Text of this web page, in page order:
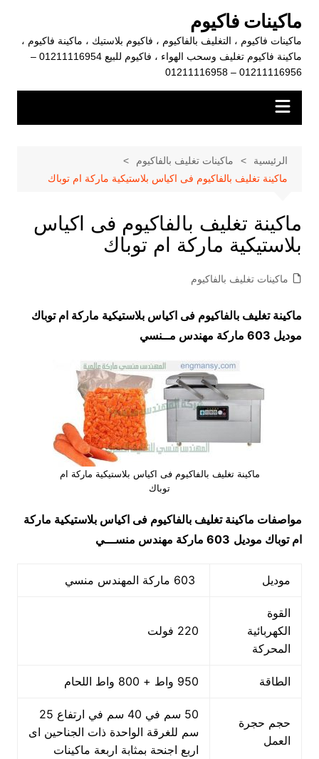
المحتوى
ماكينات فاكيوم
ماكينات فاكيوم ، التغليف بالفاكيوم ، فاكيوم بلاستيك ، ماكينة فاكيوم ،
ماكينة فاكيوم تغليف وسحب الهواء ، فاكيوم للبيع 01211116954 –
01211116956 – 01211116958
الرئيسية
ماكينات تغليف بالفاكيوم
ماكينة تغليف بالفاكيوم فى اكياس بلاستيكية ماركة ام توباك
ماكينة تغليف بالفاكيوم فى اكياس
بلاستيكية ماركة ام توباك
ماكينات تغليف بالفاكيوم
ماكينة تغليف بالفاكيوم فى اكياس بلاستيكية ماركة ام توباك
موديل 603 ماركة مهندس م
ــنسي
ماكينة تغليف بالفاكيوم فى اكياس بلاستيكية ماركة ام
توباك
مواصفات ماكينة تغليف بالفاكيوم فى اكياس بلاستيكية ماركة
ام توباك موديل 603 ماركة مهندس منســـي
موديل
القوة
الكهربائية
المحركة
220 فولت
الطاقة 950 واط + 800 واط اللحام
حجم حجرة
العمل
50 سم في 40 سم في ارتفاع 25
سم للغرقة الواحدة ذات الجناحين اى
اربع اجنحة بمثابة اربعة ماكينات